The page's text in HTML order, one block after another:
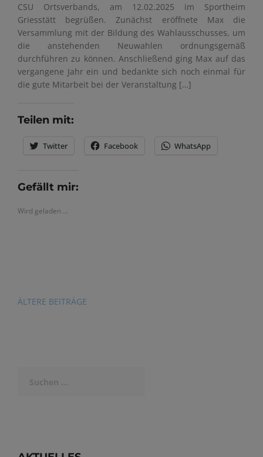
CSU Ortsverbands, am 12.02.2025 im Sportheim
Griesstätt begrüßen. Zunächst eröffnete Max die
Versammlung mit der Bildung des Wahlausschusses, um
die anstehenden Neuwahlen ordnungsgemäß
durchführen zu können. Anschließend ging Max auf das
vergangene Jahr ein und bedankte sich noch einmal für
die gute Mitarbeit bei der Veranstaltung […]
Teilen mit:
Twitter Facebook WhatsApp
Gefällt mir:
Wird geladen …
Beitragsnavigation
ÄLTERE BEITRÄGE